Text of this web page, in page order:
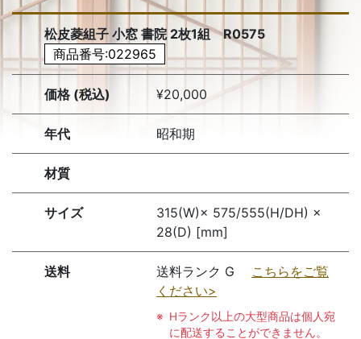
松皮菱組子 小窓 書院 2枚1組 R0575
商品番号:022965
価格 (税込) ¥20,000
年代 昭和期
材質
サイズ
315(W)× 575/555(H/DH) ×
28(D) [mm]
送料 送料ランク G こちらをご覧
ください>
Hランク以上の大型商品は個人宛
に配送することができません。